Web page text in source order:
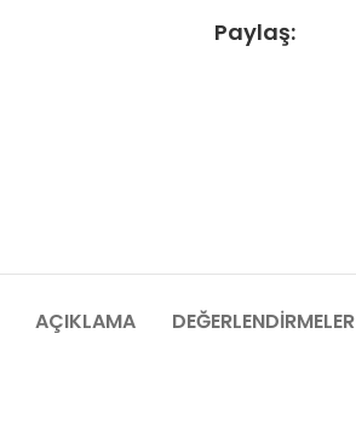
Paylaş:
AÇIKLAMA